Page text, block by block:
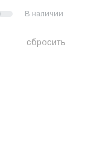
В наличии
сбросить